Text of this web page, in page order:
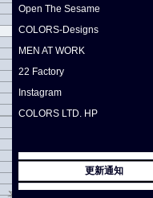
Open The Sesame
COLORS-Designs
MEN AT WORK
22 Factory
Instagram
COLORS LTD. HP
更新通知